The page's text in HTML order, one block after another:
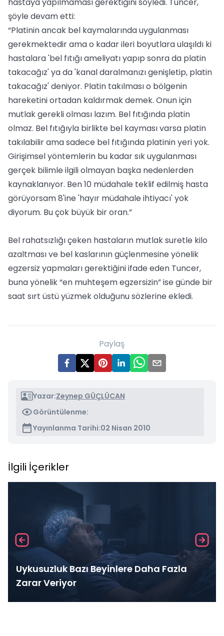
şöyle devam etti:
“Platinin ancak bel kaymalarında uygulanması
gerekmektedir ama o kadar ileri boyutlara ulaşıldı ki
hastalara 'bel fıtığı ameliyatı yapıp sonra da platin
takacağız' ya da 'kanal daralmanızı genişletip, platin
takacağız' deniyor. Platin takılması o bölgenin
hareketini ortadan kaldırmak demek. Onun için
mutlak gerekli olması lazım. Bel fıtığında platin
olmaz. Bel fıtığıyla birlikte bel kayması varsa platin
takılabilir ama sadece bel fıtığında platinin yeri yok.
Girişimsel yöntemlerin bu kadar sık uygulanması
gerçek bilimle ilgili olmayan başka nedenlerden
kaynaklanıyor. Ben 10 müdahale teklif edilmiş hasta
görüyorsam 8'ine 'hayır müdahale ihtiyacı' yok
diyorum. Bu çok büyük bir oran.”
Bel rahatsızlığı çeken hastaların mutlak suretle kilo
azaltması ve bel kaslarının güçlenmesine yönelik
egzersiz yapmaları gerektiğini ifade eden Tuncer,
buna yönelik “en muhteşem egzersizin” ise günde bir
saat sırt üstü yüzmek olduğunu sözlerine ekledi.
Paylaş
Yazar:Zeynep GÜÇLÜCAN
Görüntülenme:
Yayınlanma Tarihi:02 Nisan 2010
İlgili İçerikler
Uykusuzluk Bazı Beyinlere Daha Fazla
Zarar Veriyor